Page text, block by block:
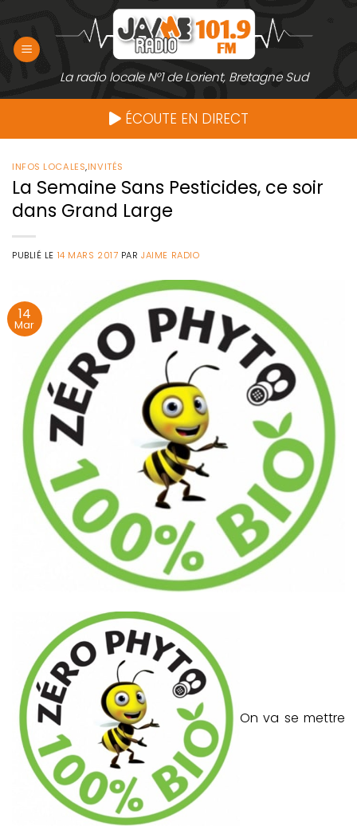
contenu
La radio locale N°1 de Lorient, Bretagne Sud
ÉCOUTE EN DIRECT
INFOS LOCALES,INVITÉS
La Semaine Sans Pesticides, ce soir
dans Grand Large
PUBLIÉ LE 14 MARS 2017 PARJAIME RADIO
14
Mar
On va se mettre